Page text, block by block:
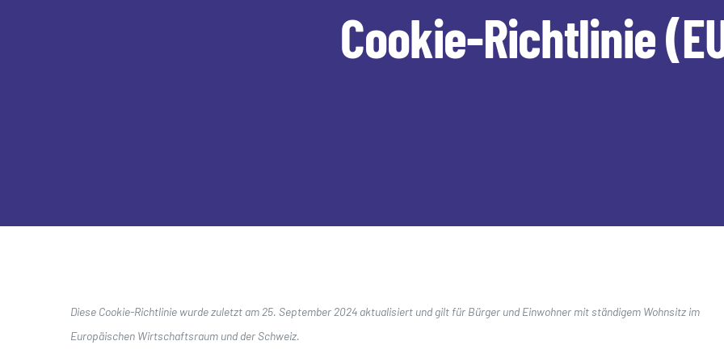
Cookie-Richtlinie
Diese Cookie-Richtlinie wurde zuletzt am 25. September 2024 aktualisiert und gilt für Bürger und Einwohner mit ständigem Wohnsitz im
Europäischen Wirtschaftsraum und der Schweiz.